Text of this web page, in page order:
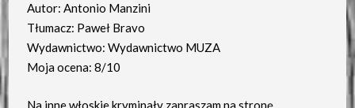
Autor: Antonio Manzini
Tłumacz: Paweł Bravo
Wydawnictwo: Wydawnictwo MUZA
Moja ocena: 8/10
Na inne włoskie kryminały zapraszam na stronę